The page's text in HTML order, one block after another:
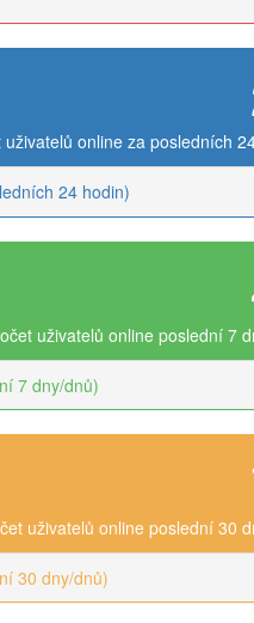
uživatelů online za posledních
24 hodin)
uživatelů online poslední 7
7 dny/dnů)
uživatelů online poslední 30
30 dny/dnů)